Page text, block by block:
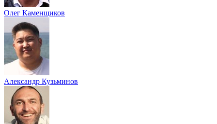
Олег Каменщиков
Александр Кузьминов